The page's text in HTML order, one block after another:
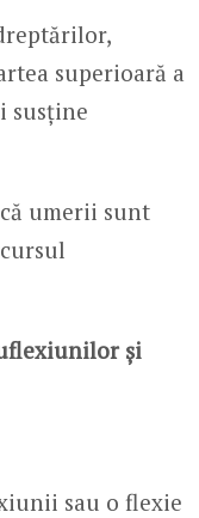
superioară a
susține
umerii sunt
și
sau o flexie